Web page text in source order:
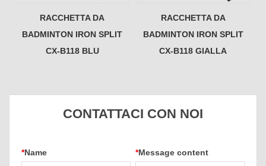
RACCHETTA DA
BADMINTON IRON SPLIT
CX-B118 BLU
RACCHETTA DA
BADMINTON IRON SPLIT
CX-B118 GIALLA
CONTATTACI CON NOI
*Name *Message content